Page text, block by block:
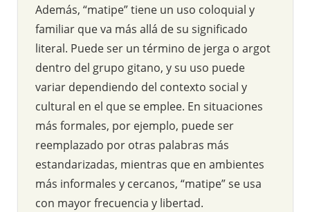
Además, “matipe” tiene un uso coloquial y
familiar que va más allá de su significado
literal. Puede ser un término de jerga o argot
dentro del grupo gitano, y su uso puede
variar dependiendo del contexto social y
cultural en el que se emplee. En situaciones
más formales, por ejemplo, puede ser
reemplazado por otras palabras más
estandarizadas, mientras que en ambientes
más informales y cercanos, “matipe” se usa
con mayor frecuencia y libertad.